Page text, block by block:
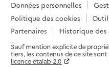
Données personnelles
Politique des cookies
Partenaires
Historique
Sauf mention explicite de
tiers, les contenus de ce site sont
licence etalab-2.0